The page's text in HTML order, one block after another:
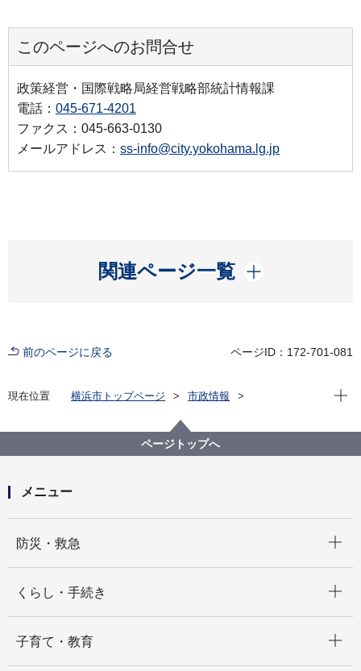
このページへのお問合せ
政策経営・国際戦略局経営戦略部統計情報課
電話： 045-671-4201
ファクス：045-663-0130
メールアドレス： ss-info@city.yokohama.lg.jp
関連ページ一覧
開く
前のページに戻る ページID：172-701-081
現在位置 横浜市トップページ
市政情報
人口・世帯
毎月（最新）の人口
推計人口・世帯数（前月まで）
現在
ページトップへ
メニュー
防災・救急
くらし・手続き
子育て・教育